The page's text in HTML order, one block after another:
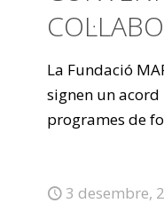
La Fundació
signen un
programes de
3 desembre,